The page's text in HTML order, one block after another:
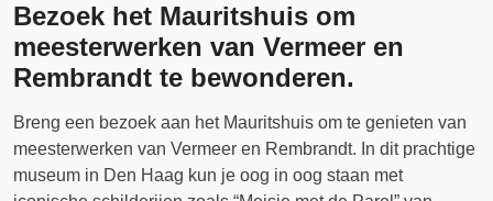
Bezoek het Mauritshuis om
meesterwerken van Vermeer en
Rembrandt te bewonderen.
Breng een bezoek aan het Mauritshuis om te genieten van
meesterwerken van Vermeer en Rembrandt. In dit prachtige
museum in Den Haag kun je oog in oog staan met